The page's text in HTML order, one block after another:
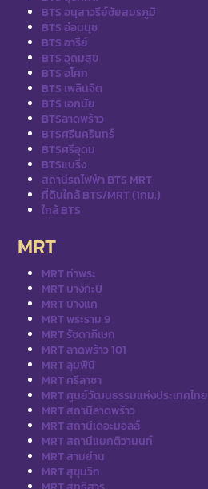
BTS อนุสาวรีย์ชัยสมรภูมิ
BTS อ่อนนุช
BTS อารีย์
BTS อุดมสุข
BTS อโศก
BTS เพลินจิต
BTS เอกมัย
BTSลาดพร้าว
BTSศรีนครินทร์
BTSศรีอุดม
BTSแบริ่ง
สถานีรถไฟฟ้า BTS MRT
ที่ดินใกล้ BTS/MRT (1กม.)
ใกล้ BTS
MRT
MRT ท่าพระ
MRT บางกะปิ
MRT บางแค
MRT พระราม 9
MRT รัชดาภิเษก
MRT ลาดพร้าว 101
MRT ลุมพินี
MRT ศรีลาซา
MRT ศูนย์วัฒนธรรมแห่งประเทศไทย
MRT สถานีลาดพร้าว
MRT สถานีเดอะมอลล์
MRT สถานีแยกติวานนท์
MRT สามย่าน
MRT สุขุมวิท